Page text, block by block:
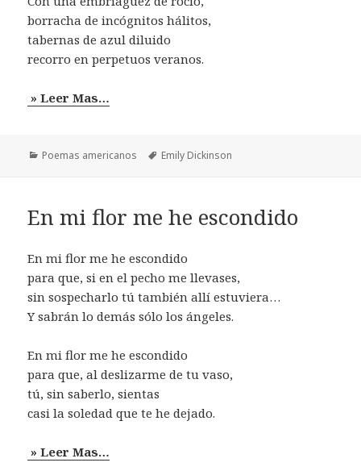
borracha de incógnitos hálitos,
tabernas de azul diluido
recorro en perpetuos veranos.
» Leer Mas…
Categorías
Poemas americanos Etiquetas
Emily Dickinson
En mi flor me he escondido
En mi flor me he escondido
para que, si en el pecho me llevases,
sin sospecharlo tú también allí estuviera…
Y sabrán lo demás sólo los ángeles.
En mi flor me he escondido
para que, al deslizarme de tu vaso,
tú, sin saberlo, sientas
casi la soledad que te he dejado.
» Leer Mas…